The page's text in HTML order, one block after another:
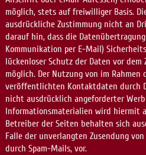
möglich, stets auf freiwilliger Basis.
ausdrückliche Zustimmung nicht an
darauf hin, dass die
Kommunikation per E-Mail)
lückenloser Schutz der Daten vor
möglich. Der Nutzung von im Rahmen
veröffentlichten Kontaktdaten durch
nicht ausdrücklich angeforderter
Informationsmaterialien wird hiermit
Betreiber der Seiten behalten sich
Falle der unverlangten Zusendung
durch Spam-Mails, vor.